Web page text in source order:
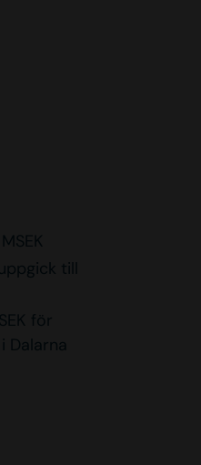
till
för
Dalarna